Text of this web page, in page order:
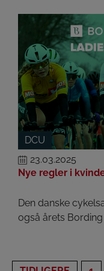
DCU
23.03.2025
Nye regler i
Den danske
også årets Bording